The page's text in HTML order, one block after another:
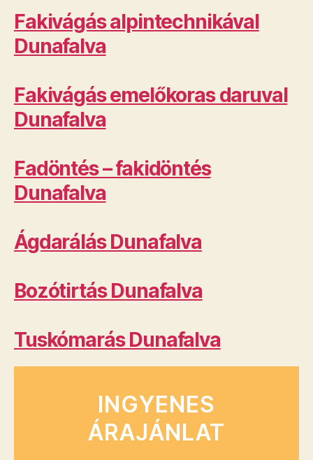
Fakivágás alpintechnikával
Dunafalva
Fakivágás emelőkoras daruval
Dunafalva
Fadöntés – fakidöntés
Dunafalva
Ágdarálás Dunafalva
Bozótirtás Dunafalva
Tuskómarás Dunafalva
INGYENES
ÁRAJÁNLAT